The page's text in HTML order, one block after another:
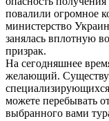
повалили огромное
министерство
занялась вплотную
призрак.
На сегодняшнее
желающий.
можете перебывать
выбранного вами